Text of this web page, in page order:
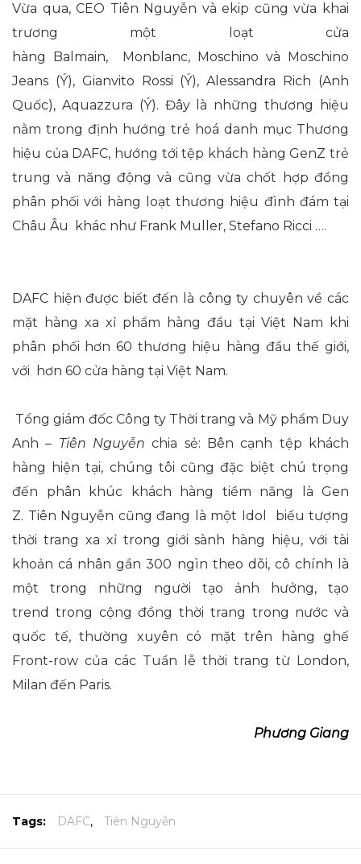
Vừa qua, CEO Tiên Nguyễn và ekip cũng vừa khai
trương một loạt cửa
hàng Balmain, Monblanc, Moschino và Moschino
Jeans (Ý), Gianvito Rossi (Ý), Alessandra Rich (Anh
Quốc), Aquazzura (Ý). Đây là những thương hiệu
nằm trong định hướng trẻ hoá danh mục Thương
hiệu của DAFC, hướng tới tệp khách hàng GenZ trẻ
trung và năng động và cũng vừa chốt hợp đồng
phân phối với hàng loạt thương hiệu đình đám tại
Châu Âu khác như Frank Muller, Stefano Ricci ….
DAFC hiện được biết đến là công ty chuyên về các
mặt hàng xa xỉ phẩm hàng đầu tại Việt Nam khi
phân phối hơn 60 thương hiệu hàng đầu thế giới,
với hơn 60 cửa hàng tại Việt Nam.
Tổng giám đốc Công ty Thời trang và Mỹ phẩm Duy
Anh – Tiên Nguyễn chia sẻ: Bên cạnh tệp khách
hàng hiện tại, chúng tôi cũng đặc biệt chú trọng
đến phân khúc khách hàng tiềm năng là Gen
Z. Tiên Nguyễn cũng đang là một Idol biểu tượng
thời trang xa xỉ trong giới sành hàng hiệu, với tài
khoản cá nhân gần 300 ngìn theo dõi, cô chính là
một trong những người tạo ảnh hưởng, tạo
trend trong cộng đồng thời trang trong nước và
quốc tế, thường xuyên có mặt trên hàng ghế
Front-row của các Tuần lễ thời trang từ London,
Milan đến Paris.
Phương Giang
Tags: DAFC, Tiên Nguyễn